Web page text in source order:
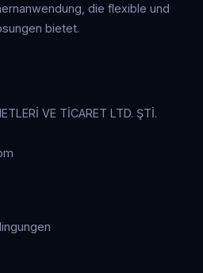
die flexible und
bietet.
VE TİCARET LTD. ŞTİ.